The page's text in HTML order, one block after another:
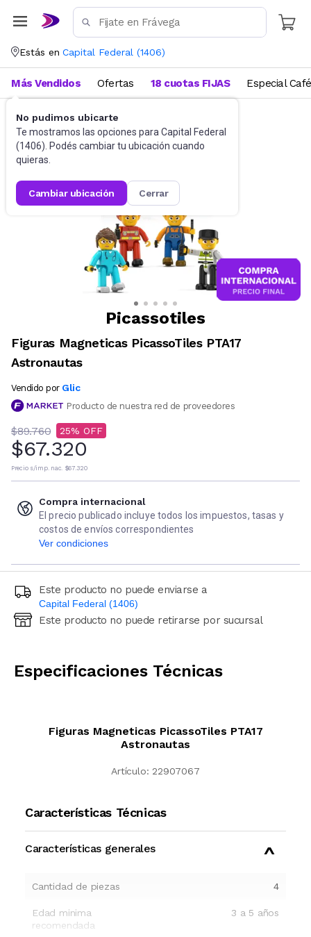
Estás en Capital Federal (1406)
No pudimos ubicarte
Te mostramos las opciones para Capital Federal
(1406). Podés cambiar tu ubicación cuando
quieras.
cambiar ubicación cerrar
Más Vendidos Ofertas 18 cuotas FIJAS Especial Café
Juguetes y Juegos
Picassotiles
Figuras Magneticas PicassoTiles PTA17
Astronautas
Vendido por Glic
Producto de nuestra red de proveedores
$89.760 25
$67.320
Precio s/imp. nac. $67.320
Compra internacional
El precio publicado incluye todos los impuestos, tasas y
costos de envíos correspondientes
Ver condiciones
Este producto no puede enviarse a
Capital Federal (1406)
Ingresá código postal (sólo números)
Este producto no puede retirarse por sucursal
Especificaciones Técnicas
Figuras Magneticas PicassoTiles PTA17
Astronautas
Artículo: 22907067
Características Técnicas
Características generales
Cantidad de piezas 4
Edad minima
recomendada
3 a 5 años